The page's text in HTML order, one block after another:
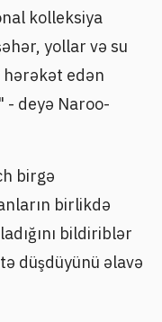
kolleksiya
yollar və su
edən
- deyə Naroo-
birgə
birlikdə
bildiriblər
düşdüyünü əlavə